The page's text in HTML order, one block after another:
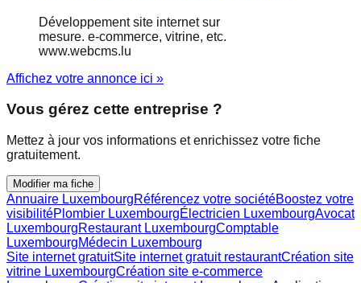
Développement site internet sur
mesure. e-commerce, vitrine, etc.
www.webcms.lu
Affichez votre annonce ici »
Vous gérez cette entreprise ?
Mettez à jour vos informations et enrichissez votre fiche
gratuitement.
Modifier ma fiche
Annuaire LuxembourgRéférencez votre sociétéBoostez votre
visibilitéPlombier LuxembourgÉlectricien LuxembourgAvocat
LuxembourgRestaurant LuxembourgComptable
LuxembourgMédecin Luxembourg
Site internet gratuitSite internet gratuit restaurantCréation site
vitrine LuxembourgCréation site e-commerce